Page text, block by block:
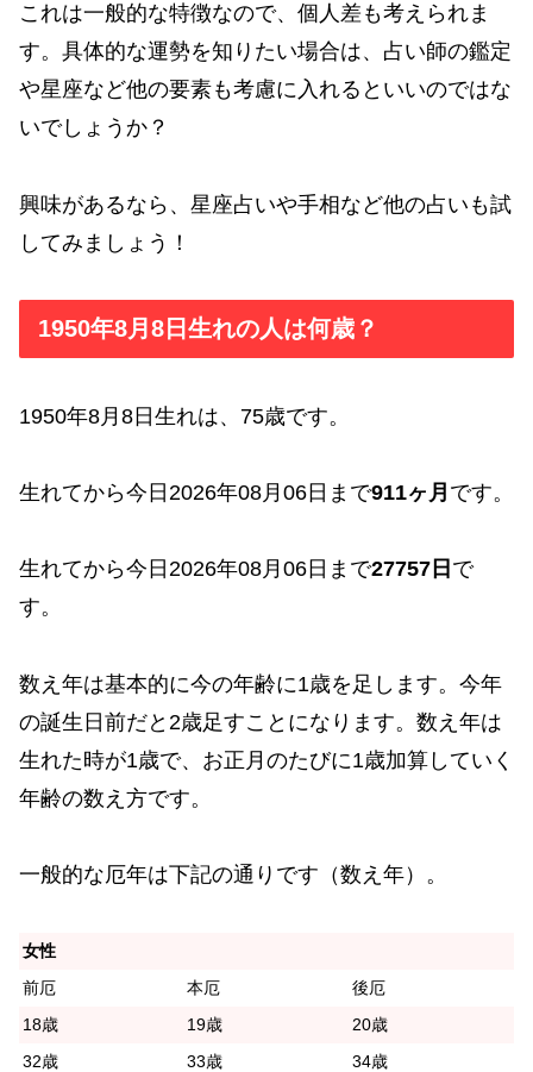
これは一般的な特徴なので、個人差も考えられま
す。具体的な運勢を知りたい場合は、占い師の鑑定
や星座など他の要素も考慮に入れるといいのではな
いでしょうか？
興味があるなら、星座占いや手相など他の占いも試
してみましょう！
1950年8月8日生れの人は何歳？
1950年8月8日生れは、75歳です。
生れてから今日2026年08月06日まで911ヶ月 です。
生れてから今日2026年08月06日まで27757日 で
す。
数え年は基本的に今の年齢に1歳を足します。今年
の誕生日前だと2歳足すことになります。数え年は
生れた時が1歳で、お正月のたびに1歳加算していく
年齢の数え方です。
一般的な厄年は下記の通りです（数え年）。
女性
前厄
本厄
後厄
18歳
19歳
20歳
32歳
33歳
34歳